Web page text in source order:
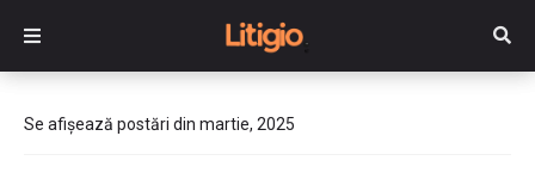
Se afișează postări din martie, 2025